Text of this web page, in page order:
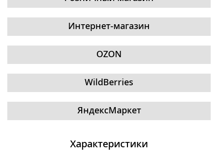
Интернет-магазин
OZON
WildBerries
ЯндексМаркет
Характеристики